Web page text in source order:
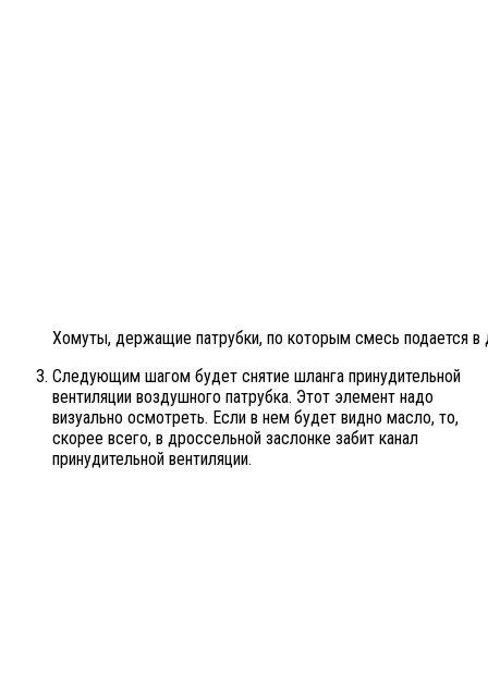
Хомуты, держащие патрубки, по которым смесь подается в
Следующим шагом будет снятие шланга принудительной
вентиляции воздушного патрубка. Этот элемент надо
визуально осмотреть. Если в нем будет видно масло, то,
скорее всего, в дроссельной заслонке забит канал
принудительной вентиляции.